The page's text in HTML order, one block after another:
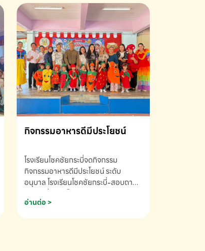
กิจกรรมอาหารดีมีประโยชน์
โรงเรียนโชคชัยกระบี่จดกิจกรรม
กิจกรรมอาหารดีมีประโยชน์ ระดับ
อนุบาล โรงเรียนโชคชัยกระบี่-สอบถาม
อ่านต่อ >